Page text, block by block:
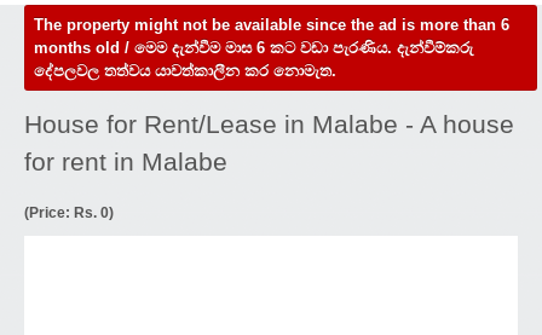
The property might not be available since the ad is more than 6
months old / මෙම දැන්වීම මාස 6 කට වඩා පැරණිය. දැන්වීම්කරු
දේපලවල තත්වය යාවත්කාලීන කර නොමැත.
House for Rent/Lease in Malabe - A house
for rent in Malabe
(Price: Rs. 0)